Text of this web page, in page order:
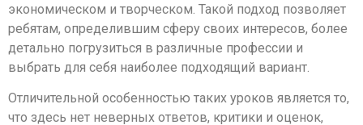
экономическом и творческом. Такой подход позволяет
ребятам, определившим сферу своих интересов, более
детально погрузиться в различные профессии и
выбрать для себя наиболее подходящий вариант.
Отличительной особенностью таких уроков является то,
что здесь нет неверных ответов, критики и оценок,